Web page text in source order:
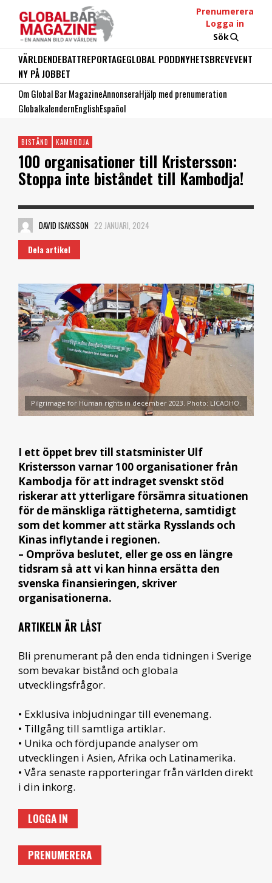
Prenumerera
Logga in
Sök
VÄRLDENDEBATTREPORTAGEGLOBAL PODDNYHETSBREVEVENT
NY PÅ JOBBET
Om Global Bar MagazineAnnonseraHjälp med prenumeration
GlobalkalendernEnglishEspañol
BISTÅND KAMBODJA
100 organisationer till Kristersson:
Stoppa inte biståndet till Kambodja!
DAVID ISAKSSON 22 JANUARI, 2024
Dela artikel
Pilgrimage for Human rights in december 2023. Photo: LICADHO.
I ett öppet brev till statsminister Ulf
Kristersson varnar 100 organisationer från
Kambodja för att indraget svenskt stöd
riskerar att ytterligare försämra situationen
för de mänskliga rättigheterna, samtidigt
som det kommer att stärka Rysslands och
Kinas inflytande i regionen.
– Ompröva beslutet, eller ge oss en längre
tidsram så att vi kan hinna ersätta den
svenska finansieringen, skriver
organisationerna.
ARTIKELN ÄR LÅST
Bli prenumerant på den enda tidningen i Sverige
som bevakar bistånd och globala
utvecklingsfrågor.
• Exklusiva inbjudningar till evenemang.
• Tillgång till samtliga artiklar.
• Unika och fördjupande analyser om
utvecklingen i Asien, Afrika och Latinamerika.
• Våra senaste rapporteringar från världen direkt
i din inkorg.
LOGGA IN
PRENUMERERA